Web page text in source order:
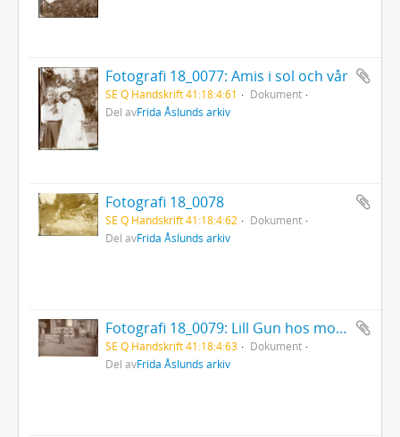
Fotografi 18_0077: Amis i sol och vår
SE Q Handskrift 41:18:4:61
Dokument
Del avFrida Åslunds arkiv
Fotografi 18_0078
SE Q Handskrift 41:18:4:62
Dokument
Del avFrida Åslunds arkiv
Fotografi 18_0079: Lill Gun hos mormor
SE Q Handskrift 41:18:4:63
Dokument
Del avFrida Åslunds arkiv